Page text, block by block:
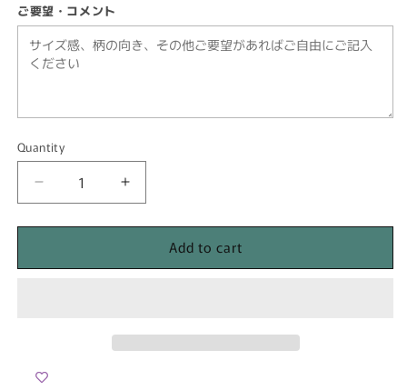
ご要望・コメント
Quantity
Quantity
Decrease
quantity
for
ラ
イ
Increase
quantity
for
ラ
タ】
TW001
Add to cart